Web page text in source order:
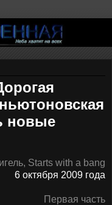
новые
Starts with a bang
6 октября 2009 года
Первая часть